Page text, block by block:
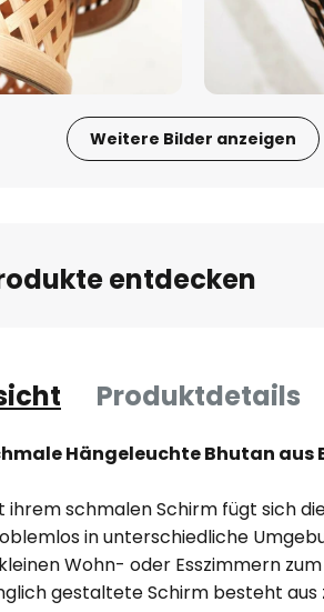
Weitere Bilder anzeigen
entdecken
Produktdetails
Hängeleuchte Bhutan aus
ihrem schmalen Schirm fügt sich
in unterschiedliche
Wohn- oder Esszimmern
gestaltete Schirm besteht aus